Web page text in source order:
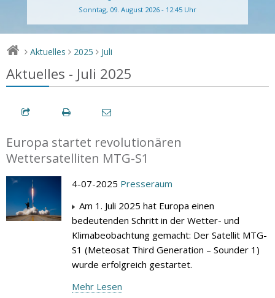
Sonntag, 09. August 2026 - 12:45 Uhr
> Aktuelles > 2025 > Juli
Aktuelles - Juli 2025
Europa startet revolutionären
Wettersatelliten MTG-S1
4-07-2025 Presseraum
Am 1. Juli 2025 hat Europa einen
bedeutenden Schritt in der Wetter- und
Klimabeobachtung gemacht: Der Satellit MTG-
S1 (Meteosat Third Generation – Sounder 1)
wurde erfolgreich gestartet.
Mehr Lesen